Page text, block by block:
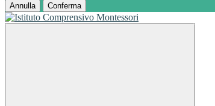
Annulla Conferma